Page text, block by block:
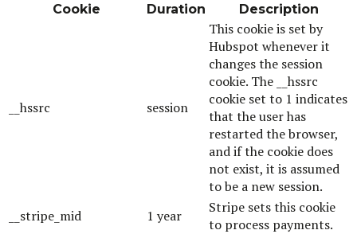
Cookie Duration Description
__hssrc session
This cookie is set by
Hubspot whenever it
changes the session
cookie. The __hssrc
cookie set to 1 indicates
that the user has
restarted the browser,
and if the cookie does
not exist, it is assumed
to be a new session.
__stripe_mid
1 year
Stripe sets this cookie
to process payments.